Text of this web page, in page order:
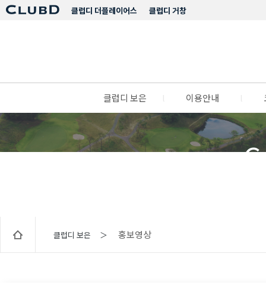
클럽디 거창
클럽디 더플레이어스
클럽디 보은 이용안내
클럽디 보은 ＞ 홍보영상